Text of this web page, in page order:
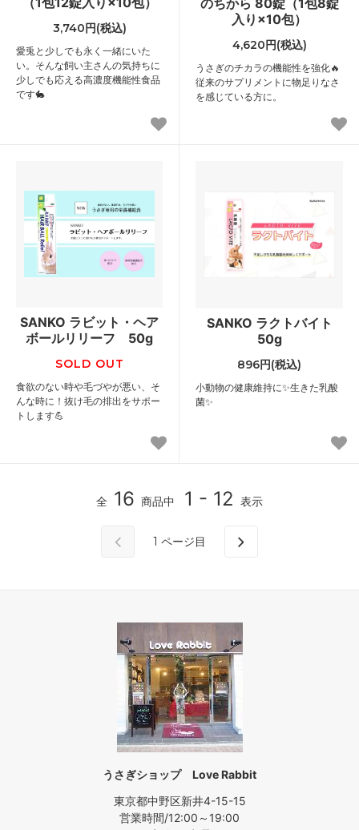
3,740円(税込)
愛兎と少しでも永く一緒にいた
い。そんな飼い主さんの気持ちに
少しでも応える高濃度機能性食品
です🐇
入り×10包）
4,620円(税込)
うさぎのチカラの機能性を強化🔥
従来のサプリメントに物足りなさ
を感じている方に。
SANKO ラビット・ヘア
ボールリリーフ 50g
SOLD OUT
食欲のない時や毛づやが悪い、そ
んな時に！抜け毛の排出をサポー
トします💪
SANKO ラクトバイト
50g
896円(税込)
小動物の健康維持に✨生きた乳酸
菌✨
全 16 商品中 1 - 12 表示
1 ページ目
うさぎショップ Love Rabbit
東京都中野区新井4-15-15
営業時間/12:00～19:00